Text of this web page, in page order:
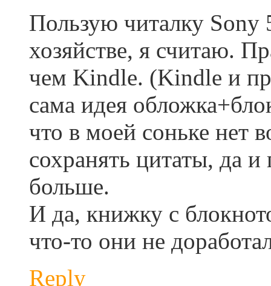
Пользую читалку Sony
хозяйстве, я считаю.
чем Kindle. (Kindle и
сама идея
что в моей соньке нет
сохранять цитаты, да
больше.
И да, книжку с
что-то они не
Reply